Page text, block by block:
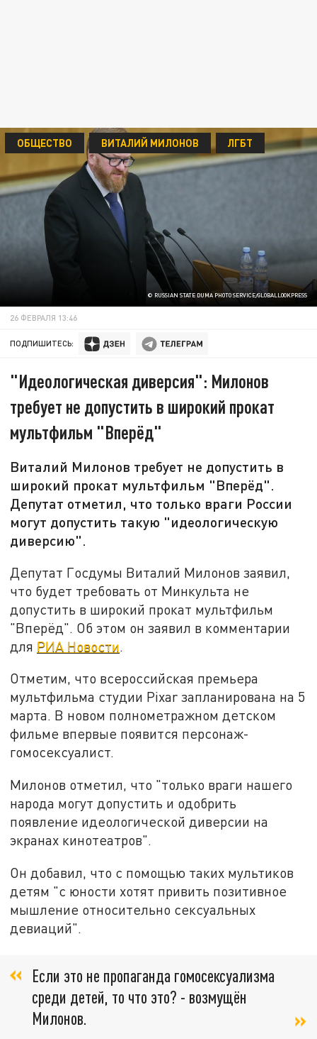
© RUSSIAN STATE DUMA PHOTO SERVICE/GLOBALLOOKPRESS
ОБЩЕСТВО ВИТАЛИЙ МИЛОНОВ ЛГБТ
26 ФЕВРАЛЯ 13:46
ПОДПИШИТЕСЬ:
"Идеологическая диверсия": Милонов
требует не допустить в широкий прокат
мультфильм "Вперёд"
Виталий Милонов требует не допустить в
широкий прокат мультфильм "Вперёд".
Депутат отметил, что только враги России
могут допустить такую "идеологическую
диверсию".
Депутат Госдумы Виталий Милонов заявил,
что будет требовать от Минкульта не
допустить в широкий прокат мультфильм
"Вперёд". Об этом он заявил в комментарии
для РИА Новости.
Отметим, что всероссийская премьера
мультфильма студии Pixar запланирована на 5
марта. В новом полнометражном детском
фильме впервые появится персонаж-
гомосексуалист.
Милонов отметил, что "только враги нашего
народа могут допустить и одобрить
появление идеологической диверсии на
экранах кинотеатров".
Он добавил, что с помощью таких мультиков
детям "с юности хотят привить позитивное
мышление относительно сексуальных
девиаций".
Если это не пропаганда гомосексуализма
среди детей, то что это? - возмущён
Милонов.